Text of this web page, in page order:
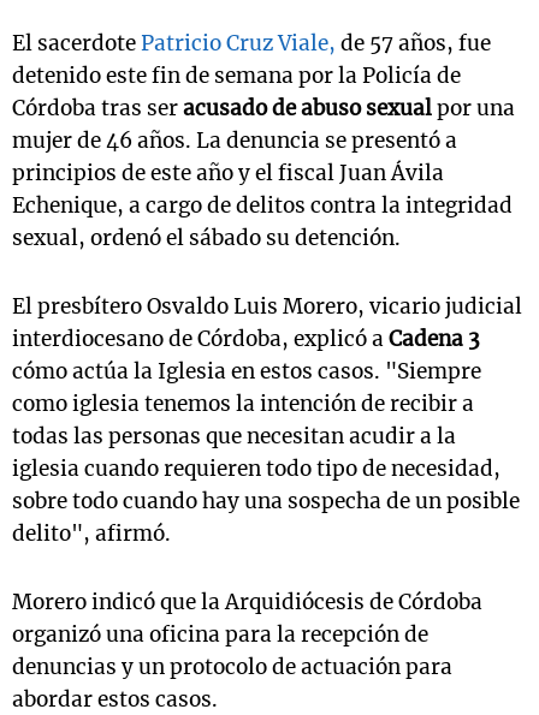
El sacerdotePatricio Cruz Viale, de 57 años, fue
detenido este fin de semana por la Policía de
Córdoba tras seracusado de abuso sexualpor una
mujer de 46 años. La denuncia se presentó a
principios de este año y el fiscal Juan Ávila
Echenique, a cargo de delitos contra la integridad
sexual, ordenó el sábado su detención.
El presbítero Osvaldo Luis Morero, vicario judicial
interdiocesano de Córdoba, explicó aCadena 3
cómo actúa la Iglesia en estos casos. "Siempre
como iglesia tenemos la intención de recibir a
todas las personas que necesitan acudir a la
iglesia cuando requieren todo tipo de necesidad,
sobre todo cuando hay una sospecha de un posible
delito", afirmó.
Morero indicó que la Arquidiócesis de Córdoba
organizó una oficina para la recepción de
denuncias y un protocolo de actuación para
abordar estos casos.